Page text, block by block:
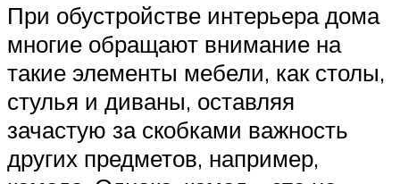
При обустройстве интерьера дома
многие обращают внимание на
такие элементы мебели, как столы,
стулья и диваны, оставляя
зачастую за скобками важность
других предметов, например,